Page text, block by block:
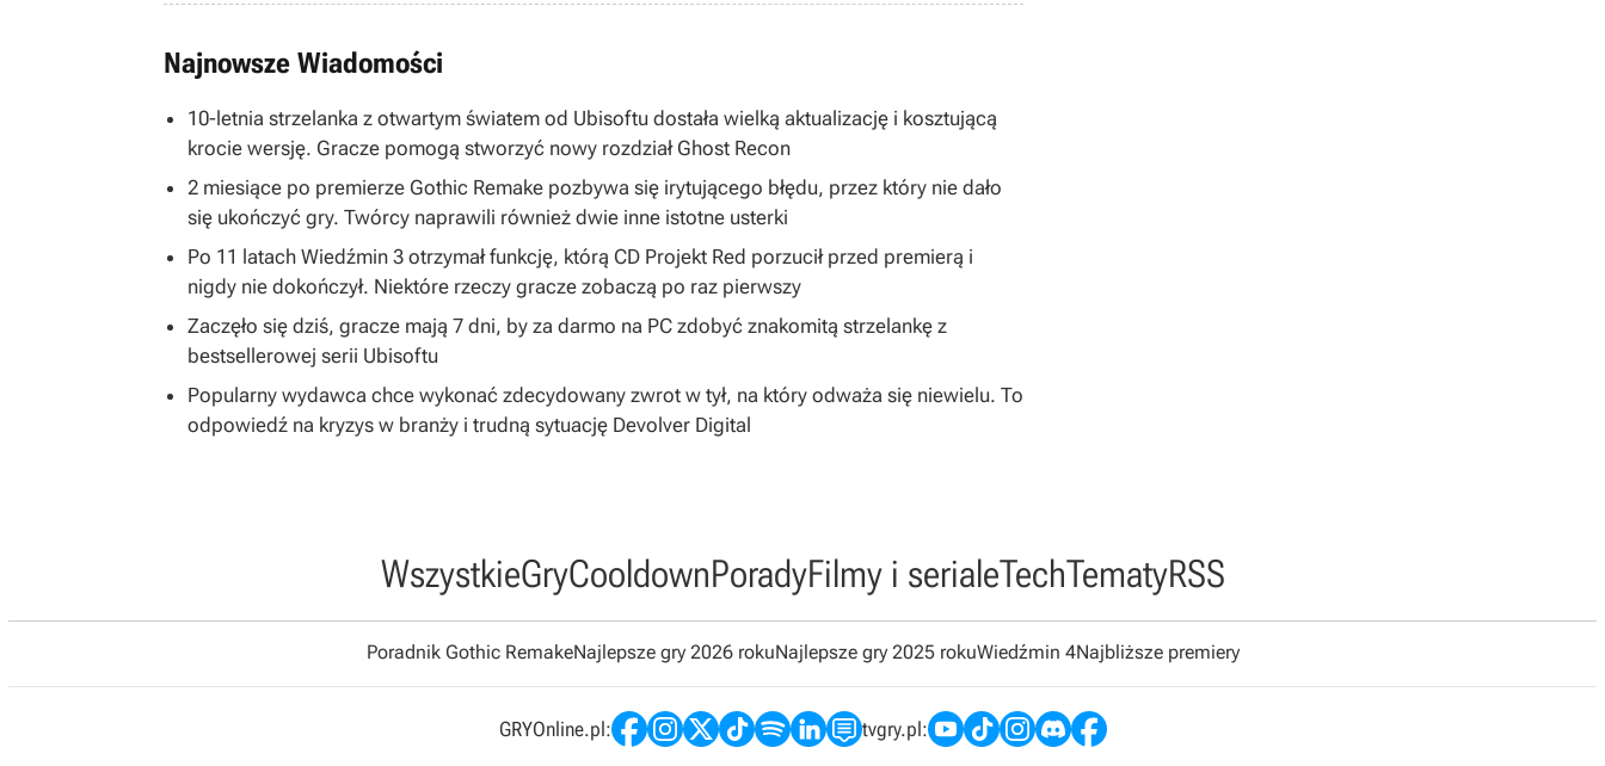
Najnowsze Wiadomości
10-letnia strzelanka z otwartym światem od Ubisoftu dostała wielką aktualizację i kosztującą
krocie wersję. Gracze pomogą stworzyć nowy rozdział Ghost Recon
2 miesiące po premierze Gothic Remake pozbywa się irytującego błędu, przez który nie dało
się ukończyć gry. Twórcy naprawili również dwie inne istotne usterki
Po 11 latach Wiedźmin 3 otrzymał funkcję, którą CD Projekt Red porzucił przed premierą i
nigdy nie dokończył. Niektóre rzeczy gracze zobaczą po raz pierwszy
Zaczęło się dziś, gracze mają 7 dni, by za darmo na PC zdobyć znakomitą strzelankę z
bestsellerowej serii Ubisoftu
Popularny wydawca chce wykonać zdecydowany zwrot w tył, na który odważa się niewielu. To
odpowiedź na kryzys w branży i trudną sytuację Devolver Digital
WszystkieGryCooldownPoradyFilmy i serialeTechTematyRSS
Poradnik Gothic RemakeNajlepsze gry 2026 rokuNajlepsze gry 2025 rokuWiedźmin 4Najbliższe premiery
GRYOnline.pl: tvgry.pl: